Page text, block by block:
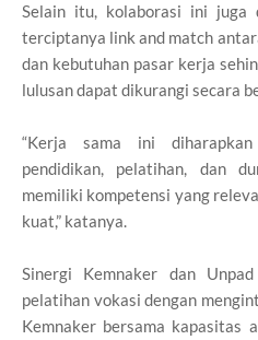
Selain itu, kolaborasi ini juga
terciptanya link and match
dan kebutuhan pasar kerja
lulusan dapat dikurangi secara
“Kerja sama ini diharapkan
pendidikan, pelatihan, dan
memiliki kompetensi yang
kuat,” katanya.
Sinergi Kemnaker dan
pelatihan vokasi dengan
Kemnaker bersama kapasitas